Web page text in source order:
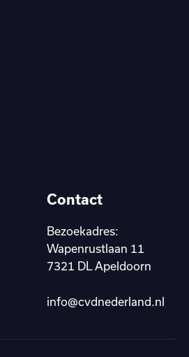
Contact
Bezoekadres:
Wapenrustlaan 11
7321 DL Apeldoorn
info@cvdnederland.nl